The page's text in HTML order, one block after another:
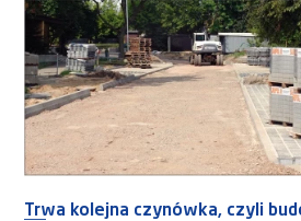
Trwa kolejna czynówka, czyli